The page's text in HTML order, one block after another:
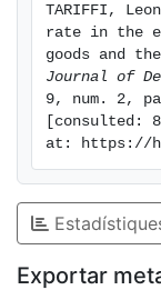
TARIFFI,
rate in the
goods and
Journal of
9, num. 2,
[consulted:
at: https://
Exportar